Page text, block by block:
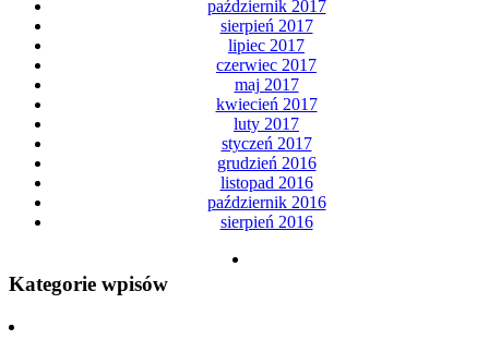
październik 2017
sierpień 2017
lipiec 2017
czerwiec 2017
maj 2017
kwiecień 2017
luty 2017
styczeń 2017
grudzień 2016
listopad 2016
październik 2016
sierpień 2016
Kategorie wpisów